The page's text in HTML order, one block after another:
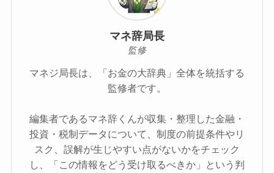
マネ辞局長
監修
マネジ局長は、「お金の大辞典」全体を統括する
監修者です。
編集者であるマネ辞くんが収集・整理した金融・
投資・税制データについて、制度の前提条件やリ
スク、誤解が生じやすい点がないかをチェック
し、「この情報をどう受け取るべきか」という判